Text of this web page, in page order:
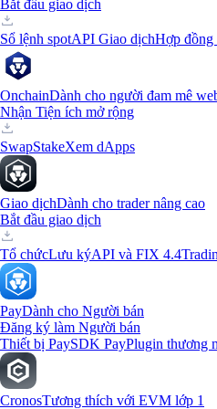
Bắt đầu giao dịch
Sổ lệnh spotAPI Giao dịchHợp
OnchainDành cho người đam mê
Nhận Tiện ích mở rộng
SwapStakeXem dApps
Giao dịchDành cho trader nâng cao
Bắt đầu giao dịch
Tổ chứcLưu kýAPI và FIX 4.4
PayDành cho Người bán
Đăng ký làm Người bán
Thiết bị PaySDK PayPlugin thương
CronosTương thích với EVM lớp 1